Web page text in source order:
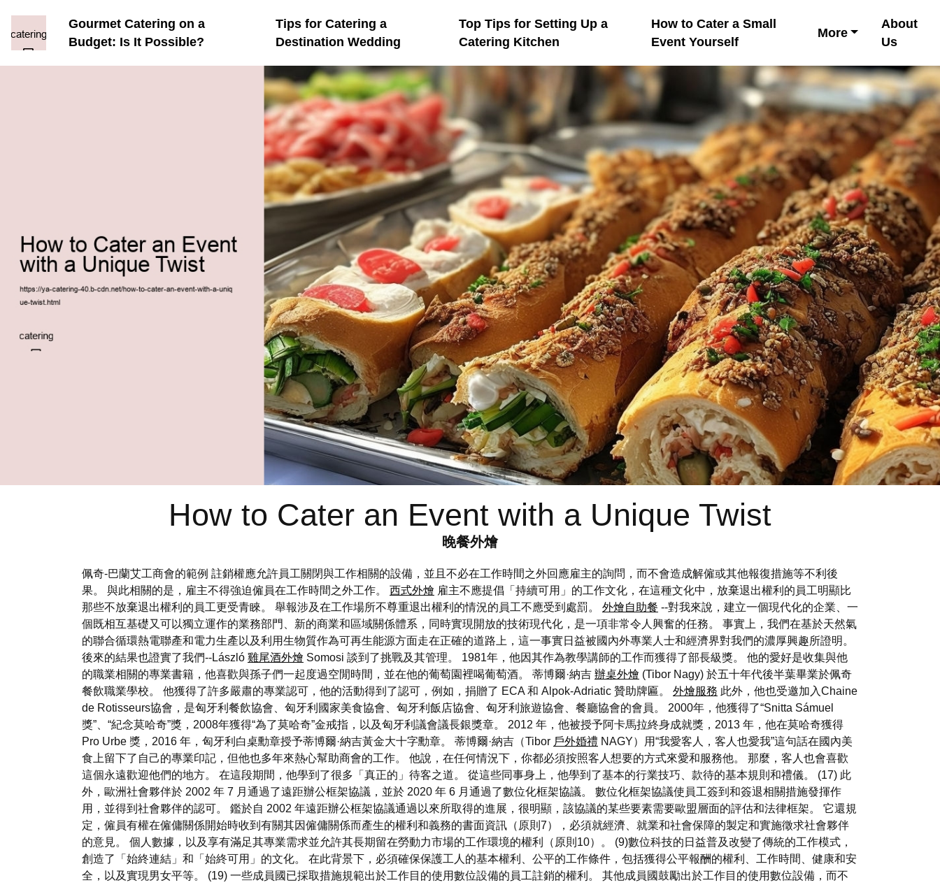
Gourmet Catering on a
Budget: Is It Possible?
Tips for Catering a
Destination Wedding
Top Tips for Setting Up a
Catering Kitchen
How to Cater a Small
Event Yourself
More
About
Us
How to Cater an Event with a Unique Twist
晚餐外燴
佩奇-巴蘭艾工商會的範例 註銷權應允許員工關閉與工作相關的設備，並且不必在工作時間之外回應雇主的詢問，而不會造成解僱或其他報復措施等不利後
果。 與此相關的是，雇主不得強迫僱員在工作時間之外工作。 西式外燴 雇主不應提倡「持續可用」的工作文化，在這種文化中，放棄退出權利的員工明顯比
那些不放棄退出權利的員工更受青睞。 舉報涉及在工作場所不尊重退出權利的情況的員工不應受到處罰。 外燴自助餐 --對我來說，建立一個現代化的企業、一
個既相互基礎又可以獨立運作的業務部門、新的商業和區域關係體系，同時實現開放的技術現代化，是一項非常令人興奮的任務。 事實上，我們在基於天然氣
的聯合循環熱電聯產和電力生產以及利用生物質作為可再生能源方面走在正確的道路上，這一事實日益被國內外專業人士和經濟界對我們的濃厚興趣所證明。
後來的結果也證實了我們--László 雞尾酒外燴 Somosi 談到了挑戰及其管理。 1981年，他因其作為教學講師的工作而獲得了部長級獎。 他的愛好是收集與他
的職業相關的專業書籍，他喜歡與孫子們一起度過空閒時間，並在他的葡萄園裡喝葡萄酒。 蒂博爾·納吉 辦桌外燴 (Tibor Nagy) 於五十年代後半葉畢業於佩奇
餐飲職業學校。 他獲得了許多嚴肅的專業認可，他的活動得到了認可，例如，捐贈了 ECA 和 Alpok-Adriatic 贊助牌匾。 外燴服務 此外，他也受邀加入Chaine
de Rotisseurs協會，是匈牙利餐飲協會、匈牙利國家美食協會、匈牙利飯店協會、匈牙利旅遊協會、餐廳協會的會員。 2000年，他獲得了“Snitta Sámuel
獎”、“紀念莫哈奇”獎，2008年獲得“為了莫哈奇”金戒指，以及匈牙利議會議長銀獎章。 2012 年，他被授予阿卡馬拉終身成就獎，2013 年，他在莫哈奇獲得
Pro Urbe 獎，2016 年，匈牙利白桌勳章授予蒂博爾·納吉黃金大十字勳章。 蒂博爾·納吉（Tibor 戶外婚禮 NAGY）用“我愛客人，客人也愛我”這句話在國內美
食上留下了自己的專業印記，但他也多年來熱心幫助商會的工作。 他說，在任何情況下，你都必須按照客人想要的方式來愛和服務他。 那麼，客人也會喜歡
這個永遠歡迎他們的地方。 在這段期間，他學到了很多「真正的」待客之道。 從這些同事身上，他學到了基本的行業技巧、款待的基本規則和禮儀。 (17) 此
外，歐洲社會夥伴於 2002 年 7 月通過了遠距辦公框架協議，並於 2020 年 6 月通過了數位化框架協議。 數位化框架協議使員工簽到和簽退相關措施發揮作
用，並得到社會夥伴的認可。 鑑於自 2002 年遠距辦公框架協議通過以來所取得的進展，很明顯，該協議的某些要素需要歐盟層面的評估和法律框架。 它還規
定，僱員有權在僱傭關係開始時收到有關其因僱傭關係而產生的權利和義務的書面資訊（原則7），必須就經濟、就業和社會保障的製定和實施徵求社會夥伴
的意見。 個人數據，以及享有滿足其專業需求並允許其長期留在勞動力市場的工作環境的權利（原則10）。 (9)數位科技的日益普及改變了傳統的工作模式，
創造了「始終連結」和「始終可用」的文化。 在此背景下，必須確保保護工人的基本權利、公平的工作條件，包括獲得公平報酬的權利、工作時間、健康和安
全，以及實現男女平等。 (19) 一些成員國已採取措施規範出於工作目的使用數位設備的員工註銷的權利。 其他成員國鼓勵出於工作目的使用數位設備，而不